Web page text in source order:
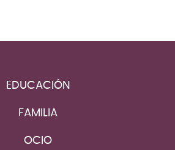
EDUCACIÓN
FAMILIA
OCIO